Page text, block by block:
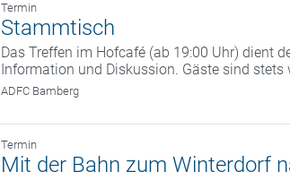
Termin
Stammtisch
Das Treffen im Hofcafé (ab 19:00 Uhr) dient
Information und Diskussion. Gäste sind stets
ADFC Bamberg
Termin
Mit der Bahn zum Winterdorf